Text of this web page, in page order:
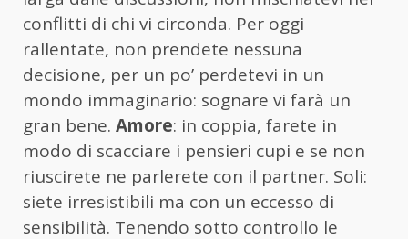
conflitti di chi vi circonda. Per oggi
rallentate, non prendete nessuna
decisione, per un po’ perdetevi in un
mondo immaginario: sognare vi farà un
gran bene. Amore: in coppia, farete in
modo di scacciare i pensieri cupi e se non
riuscirete ne parlerete con il partner. Soli:
siete irresistibili ma con un eccesso di
sensibilità. Tenendo sotto controllo le